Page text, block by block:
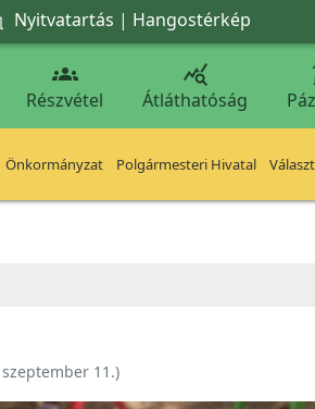
Nyitvatartás | Hangostérkép

Részvétel

Átláthatóság
Önkormányzat Polgármesteri Hivatal
11.)